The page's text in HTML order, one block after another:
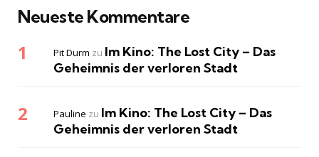
Neueste Kommentare
Pit Durm zu Im Kino: The Lost City – Das
Geheimnis der verloren Stadt
Pauline zu Im Kino: The Lost City – Das
Geheimnis der verloren Stadt